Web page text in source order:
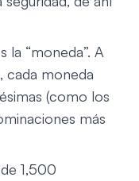
la “moneda”. A
cada moneda
(como los
más
1,500